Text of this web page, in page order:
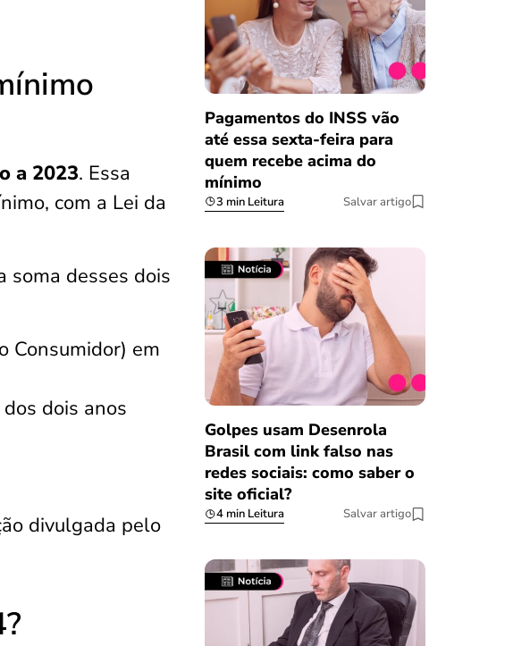
a 2023. Essa
com a Lei da
soma desses dois
Consumidor) em
dois anos
divulgada pelo
Salvar Ferramenta
Pagamentos do INSS vão
até essa sexta-feira para
quem recebe acima do
mínimo
3 min Leitura Salvar artigo
Golpes usam Desenrola
Brasil com link falso nas
redes sociais: como saber o
site oficial?
4 min Leitura Salvar artigo